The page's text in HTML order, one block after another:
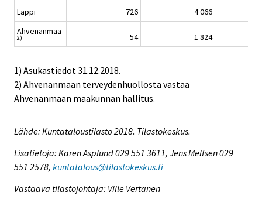
Lappi 726
4 066
Ahvenanmaa
2) 54 1 824
1) Asukastiedot 31.12.2018.
2) Ahvenanmaan terveydenhuollosta vastaa
Ahvenanmaan maakunnan hallitus.
Lähde: Kuntataloustilasto 2018. Tilastokeskus.
Lisätietoja: Karen Asplund 029 551 3611, Jens Melfsen 029
551 2578, kuntatalous@tilastokeskus.fi
Vastaava tilastojohtaja: Ville Vertanen